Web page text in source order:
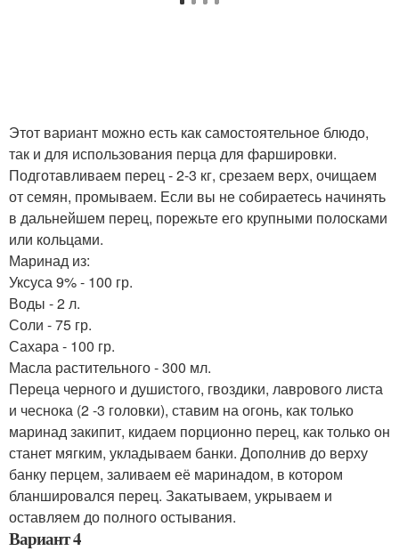
Этот вариант можно есть как самостоятельное блюдо,
так и для использования перца для фаршировки.
Подготавливаем перец - 2-3 кг, срезаем верх, очищаем
от семян, промываем. Если вы не собираетесь начинять
в дальнейшем перец, порежьте его крупными полосками
или кольцами.
Маринад из:
Уксуса 9% - 100 гр.
Воды - 2 л.
Соли - 75 гр.
Сахара - 100 гр.
Масла растительного - 300 мл.
Переца черного и душистого, гвоздики, лаврового листа
и чеснока (2 -3 головки), ставим на огонь, как только
маринад закипит, кидаем порционно перец, как только он
станет мягким, укладываем банки. Дополнив до верху
банку перцем, заливаем её маринадом, в котором
бланшировался перец. Закатываем, укрываем и
оставляем до полного остывания.
Вариант 4